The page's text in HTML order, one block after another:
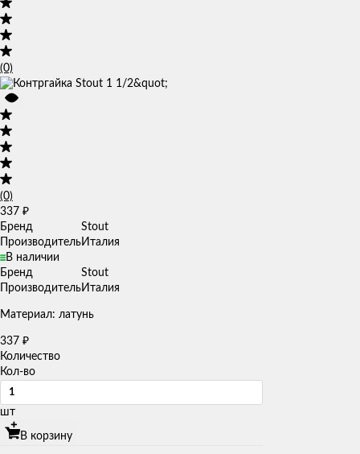
(0)
(0)
337 ₽
Бренд
Stout
ПроизводительИталия
В наличии
Бренд
Stout
ПроизводительИталия
Материал: латунь
337 ₽
Количество
Кол-во
шт
В корзину